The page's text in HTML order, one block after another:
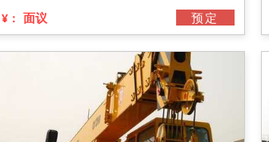
¥： 面议 预定